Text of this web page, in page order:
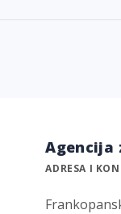
Agencija
ADRESA I